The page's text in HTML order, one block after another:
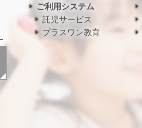
ご利用システム
託児サービス
プラスワン教育